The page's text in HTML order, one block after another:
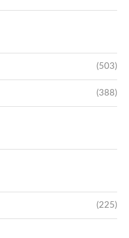
(503)
(388)
(225)